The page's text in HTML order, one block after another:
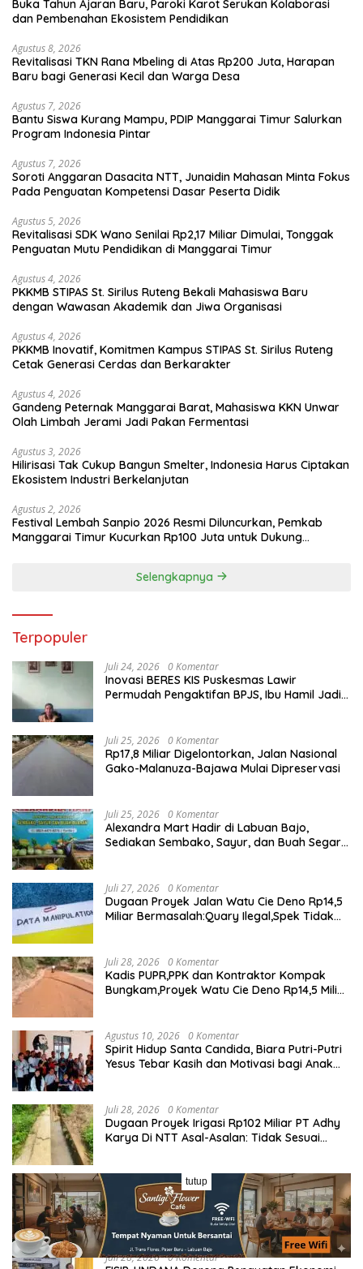
Buka Tahun Ajaran Baru, Paroki Karot Serukan Kolaborasi
dan Pembenahan Ekosistem Pendidikan
Agustus 8, 2026
Revitalisasi TKN Rana Mbeling di Atas Rp200 Juta, Harapan
Baru bagi Generasi Kecil dan Warga Desa
Agustus 7, 2026
Bantu Siswa Kurang Mampu, PDIP Manggarai Timur Salurkan
Program Indonesia Pintar
Agustus 7, 2026
Soroti Anggaran Dasacita NTT, Junaidin Mahasan Minta Fokus
Pada Penguatan Kompetensi Dasar Peserta Didik
Agustus 5, 2026
Revitalisasi SDK Wano Senilai Rp2,17 Miliar Dimulai, Tonggak
Penguatan Mutu Pendidikan di Manggarai Timur
Agustus 4, 2026
PKKMB STIPAS St. Sirilus Ruteng Bekali Mahasiswa Baru
dengan Wawasan Akademik dan Jiwa Organisasi
Agustus 4, 2026
PKKMB Inovatif, Komitmen Kampus STIPAS St. Sirilus Ruteng
Cetak Generasi Cerdas dan Berkarakter
Agustus 4, 2026
Gandeng Peternak Manggarai Barat, Mahasiswa KKN Unwar
Olah Limbah Jerami Jadi Pakan Fermentasi
Agustus 3, 2026
Hilirisasi Tak Cukup Bangun Smelter, Indonesia Harus Ciptakan
Ekosistem Industri Berkelanjutan
Agustus 2, 2026
Festival Lembah Sanpio 2026 Resmi Diluncurkan, Pemkab
Manggarai Timur Kucurkan Rp100 Juta untuk Dukung
Selengkapnya
Terpopuler
Juli 24, 2026 0 Komentar
Inovasi BERES KIS Puskesmas Lawir
Permudah Pengaktifan BPJS, Ibu Hamil Jadi
Juli 25, 2026 0 Komentar
Rp17,8 Miliar Digelontorkan, Jalan Nasional
Gako-Malanuza-Bajawa Mulai Dipreservasi
Juli 25, 2026 0 Komentar
Alexandra Mart Hadir di Labuan Bajo,
Sediakan Sembako, Sayur, dan Buah Segar
Juli 27, 2026 0 Komentar
Dugaan Proyek Jalan Watu Cie Deno Rp14,5
Miliar Bermasalah:Quary Ilegal,Spek Tidak
Juli 28, 2026 0 Komentar
Kadis PUPR,PPK dan Kontraktor Kompak
Bungkam,Proyek Watu Cie Deno Rp14,5 Miliar
Agustus 10, 2026 0 Komentar
Spirit Hidup Santa Candida, Biara Putri-Putri
Yesus Tebar Kasih dan Motivasi bagi Anak
Juli 28, 2026 0 Komentar
Dugaan Proyek Irigasi Rp102 Miliar PT Adhy
Karya Di NTT Asal-Asalan: Tidak Sesuai
Juli 28, 2026 0 Komentar
Membangun dari Desa: FISIP-UNDANA
Dorong Kedaulatan Pangan Desa Turekisa
melalui Rekayasa Model Berbasis Modal
Sosial
Juli 28, 2026 0 Komentar
tutup